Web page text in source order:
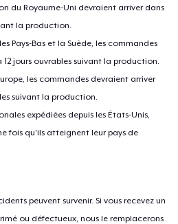
du Royaume-Uni devraient arriver dans
la production.
Pays-Bas et la Suède, les commandes
12 jours ouvrables suivant la production.
les commandes devraient arriver
suivant la production.
expédiées depuis les États-Unis,
fois qu'ils atteignent leur pays de
peuvent survenir. Si vous recevez un
ou défectueux, nous le remplacerons